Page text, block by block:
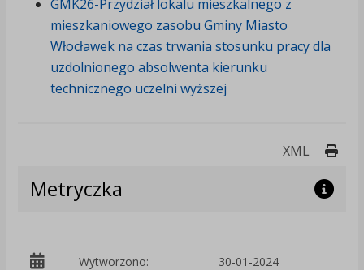
GMK26-Przydział lokalu mieszkalnego z
mieszkaniowego zasobu Gminy Miasto
Włocławek na czas trwania stosunku pracy dla
uzdolnionego absolwenta kierunku
technicznego uczelni wyższej
XML
Metryczka
Wytworzono: 30-01-2024